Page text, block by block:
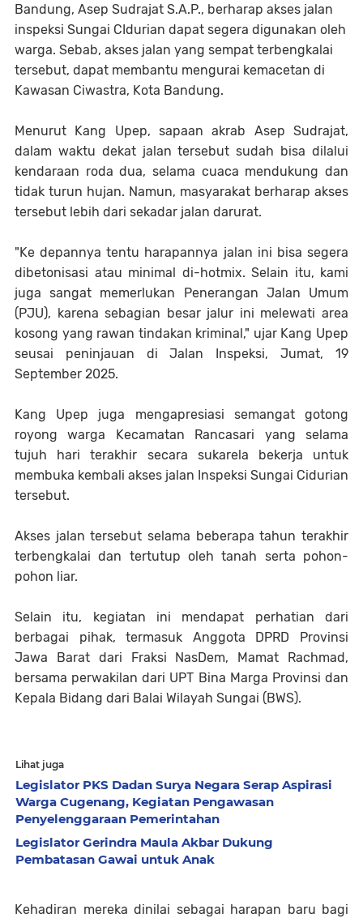
Bandung, Asep Sudrajat S.A.P., berharap akses jalan
inspeksi Sungai CIdurian dapat segera digunakan oleh
warga. Sebab, akses jalan yang sempat terbengkalai
tersebut, dapat membantu mengurai kemacetan di
Kawasan Ciwastra, Kota Bandung.
Menurut Kang Upep, sapaan akrab Asep Sudrajat,
dalam waktu dekat jalan tersebut sudah bisa dilalui
kendaraan roda dua, selama cuaca mendukung dan
tidak turun hujan. Namun, masyarakat berharap akses
tersebut lebih dari sekadar jalan darurat.
"Ke depannya tentu harapannya jalan ini bisa segera
dibetonisasi atau minimal di-hotmix. Selain itu, kami
juga sangat memerlukan Penerangan Jalan Umum
(PJU), karena sebagian besar jalur ini melewati area
kosong yang rawan tindakan kriminal," ujar Kang Upep
seusai peninjauan di Jalan Inspeksi, Jumat, 19
September 2025.
Kang Upep juga mengapresiasi semangat gotong
royong warga Kecamatan Rancasari yang selama
tujuh hari terakhir secara sukarela bekerja untuk
membuka kembali akses jalan Inspeksi Sungai Cidurian
tersebut.
Akses jalan tersebut selama beberapa tahun terakhir
terbengkalai dan tertutup oleh tanah serta pohon-
pohon liar.
Selain itu, kegiatan ini mendapat perhatian dari
berbagai pihak, termasuk Anggota DPRD Provinsi
Jawa Barat dari Fraksi NasDem, Mamat Rachmad,
bersama perwakilan dari UPT Bina Marga Provinsi dan
Kepala Bidang dari Balai Wilayah Sungai (BWS).
Lihat juga
Legislator PKS Dadan Surya Negara Serap Aspirasi
Warga Cugenang, Kegiatan Pengawasan
Penyelenggaraan Pemerintahan
Legislator Gerindra Maula Akbar Dukung
Pembatasan Gawai untuk Anak
Kehadiran mereka dinilai sebagai harapan baru bagi